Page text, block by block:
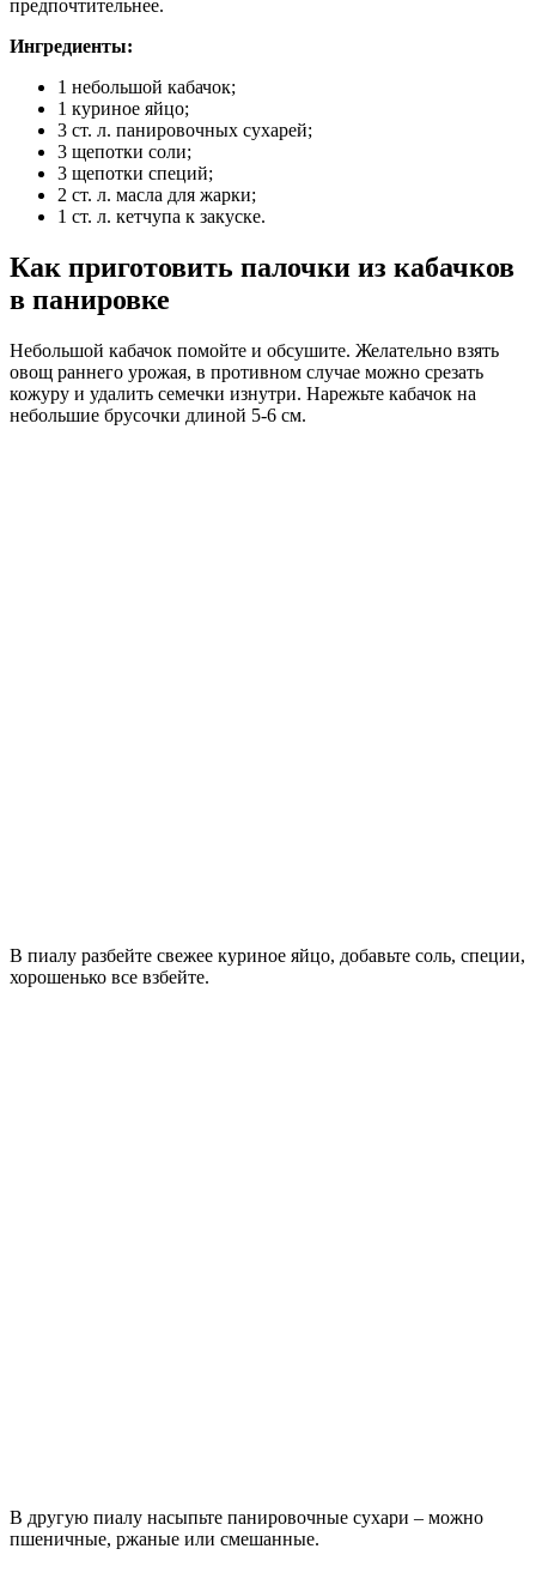
предпочтительнее.
Ингредиенты:
1 небольшой кабачок;
1 куриное яйцо;
3 ст. л. панировочных сухарей;
3 щепотки соли;
3 щепотки специй;
2 ст. л. масла для жарки;
1 ст. л. кетчупа к закуске.
Как приготовить палочки из кабачков
в панировке
Небольшой кабачок помойте и обсушите. Желательно взять
овощ раннего урожая, в противном случае можно срезать
кожуру и удалить семечки изнутри. Нарежьте кабачок на
небольшие брусочки длиной 5-6 см.
В пиалу разбейте свежее куриное яйцо, добавьте соль, специи,
хорошенько все взбейте.
В другую пиалу насыпьте панировочные сухари – можно
пшеничные, ржаные или смешанные.